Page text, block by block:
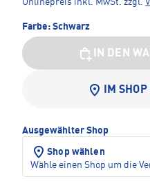
Onlinepreis inkl. MwSt. zzgl.
Farbe: Schwarz
IN DEN
IM
Ausgewählter Shop
Shop wählen
Wähle einen Shop um die